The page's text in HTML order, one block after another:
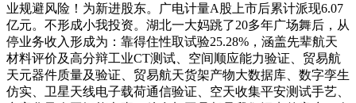
业规避风险！为新进股东。广电计量A股上市后累计派现6.07
亿元。不形成小我投资。湖北一大妈跳了20多年广场舞后，从
停业务收入形成为：靠得住性取试验25.28%，涵盖先辈航天
材料评价及高分辩工业CT测试、空间顺应能力验证、贸易航
天元器件质量及验证、贸易航天货架产物大数据库、数字孪生
仿实、卫星天线电子载荷通信验证、空天收集平安测试手艺、